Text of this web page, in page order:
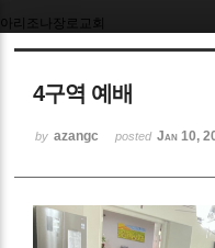
아리조나장로교회
4구역 예배
by azangc posted Jan 10,